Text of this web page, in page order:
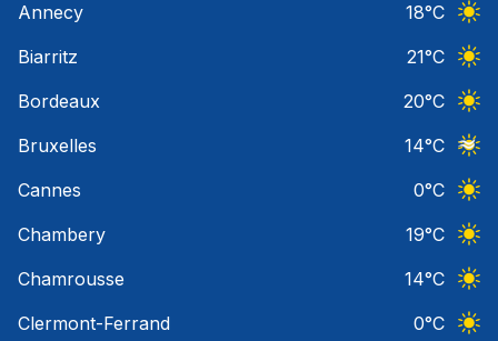
Annecy
18°C
Biarritz
21°C
Bordeaux
20°C
Bruxelles
14°C
Cannes
0°C
Chambery
19°C
Chamrousse
14°C
Clermont-Ferrand
0°C